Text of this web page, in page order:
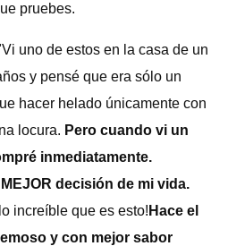
pruebes.
uno de estos en la casa de un
y pensé que era sólo un
hacer helado únicamente con
locura. Pero cuando vi un
inmediatamente.
decisión de mi vida.
increíble que es esto! Hace el
y con mejor sabor